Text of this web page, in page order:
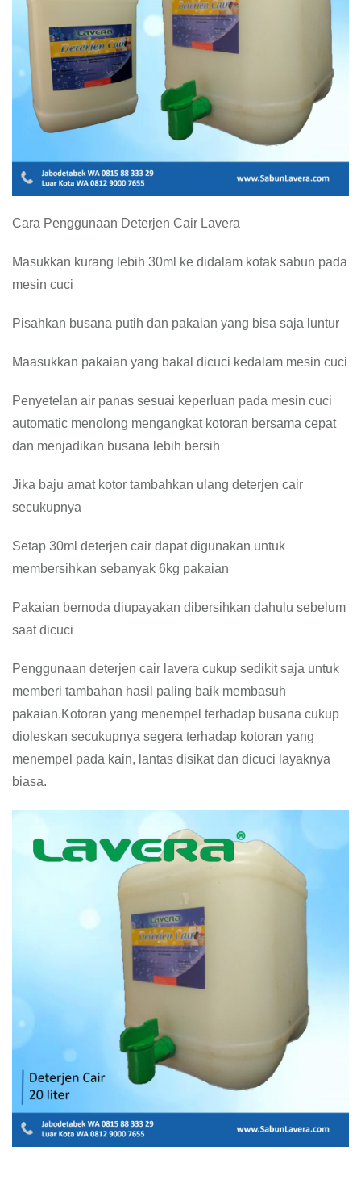
Cara Penggunaan Deterjen Cair Lavera
Masukkan kurang lebih 30ml ke didalam kotak sabun pada
mesin cuci
Pisahkan busana putih dan pakaian yang bisa saja luntur
Maasukkan pakaian yang bakal dicuci kedalam mesin cuci
Penyetelan air panas sesuai keperluan pada mesin cuci
automatic menolong mengangkat kotoran bersama cepat
dan menjadikan busana lebih bersih
Jika baju amat kotor tambahkan ulang deterjen cair
secukupnya
Setap 30ml deterjen cair dapat digunakan untuk
membersihkan sebanyak 6kg pakaian
Pakaian bernoda diupayakan dibersihkan dahulu sebelum
saat dicuci
Penggunaan deterjen cair lavera cukup sedikit saja untuk
memberi tambahan hasil paling baik membasuh
pakaian.Kotoran yang menempel terhadap busana cukup
dioleskan secukupnya segera terhadap kotoran yang
menempel pada kain, lantas disikat dan dicuci layaknya
biasa.